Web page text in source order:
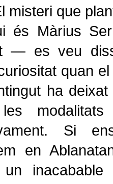
misteri que
és Màrius
— es veu
quan
ha
modalitats
Si
en